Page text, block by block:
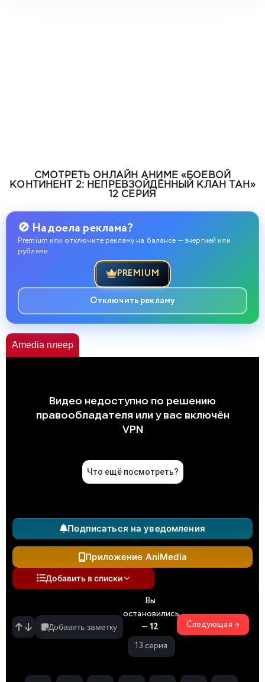
СМОТРЕТЬ ОНЛАЙН АНИМЕ «БОЕВОЙ
КОНТИНЕНТ 2: НЕПРЕВЗОЙДЁННЫЙ КЛАН ТАН»
12 СЕРИЯ
🚫 Надоела реклама?
Premium или отключите рекламу на балансе — энергией или
рублями.
PREMIUM
Отключить рекламу
Amedia плеер
Подписаться на уведомления
Приложение AniMedia
Добавить в списки
Добавить заметку
Вы
остановились
— 12
13 серия
Следующая →